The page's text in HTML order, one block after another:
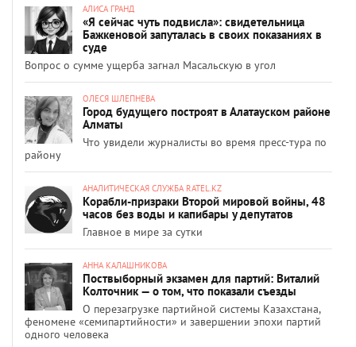
АЛИСА ГРАНД
«Я сейчас чуть подвисла»: свидетельница
Бажкеновой запуталась в своих показаниях в
суде
Вопрос о сумме ущерба загнал Масальскую в угол
ОЛЕСЯ ШЛЕПНЕВА
Город будущего построят в Алатауском районе
Алматы
Что увидели журналисты во время пресс-тура по
району
АНАЛИТИЧЕСКАЯ СЛУЖБА RATEL.KZ
Корабли-призраки Второй мировой войны, 48
часов без воды и капибары у депутатов
Главное в мире за сутки
АННА КАЛАШНИКОВА
Поствыборный экзамен для партий: Виталий
Колточник — о том, что показали съезды
О перезагрузке партийной системы Казахстана,
феномене «семипартийности» и завершении эпохи партий
одного человека